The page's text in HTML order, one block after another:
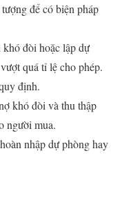
để có biện pháp
đòi hoặc lập dự
quá tỉ lệ cho phép.
định.
khó đòi và thu thập
người mua.
nhập dự phòng hay